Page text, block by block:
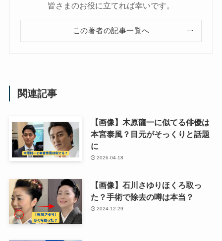
皆さまのお役に立てれば幸いです。
この著者の記事一覧へ
関連記事
【画像】木原龍一に似てる俳優は
本宮泰風？目元がそっくりと話題
に
2026-04-18
【画像】石川さゆりほくろ取っ
た？手術で除去の噂は本当？
2024-12-29